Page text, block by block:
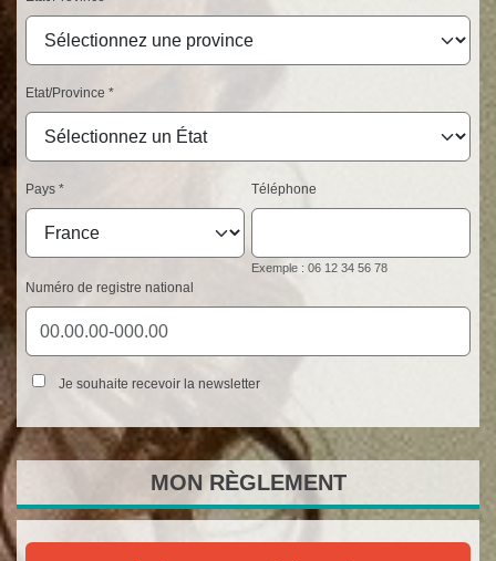
Etat/Province
Pays Téléphone
Exemple : 06 12 34 56 78
Numéro de registre national
Je souhaite recevoir la newsletter
MON RÈGLEMENT